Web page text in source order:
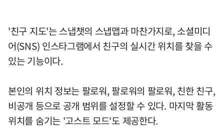
'친구 지도'는 스냅챗의 스냅맵과 마찬가지로, 소셜미디
어(SNS) 인스타그램에서 친구의 실시간 위치를 찾을 수
있는 기능이다.
본인의 위치 정보는 팔로워, 팔로워의 팔로워, 친한 친구,
비공개 등으로 공개 범위를 설정할 수 있다. 마지막 활동
위치를 숨기는 '고스트 모드'도 제공한다.